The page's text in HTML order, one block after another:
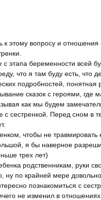
к этому вопросу и
этапа беременности всей
что я там буду есть, что
подробностей, понятная
сказок с героями, где
как мы будем
с сестренкой. Перед сном в
чтобы не травмировать
я бы наверное
трех лет)
родственникам, руки
ну по крайней мере
познакомиться с
не изменил в